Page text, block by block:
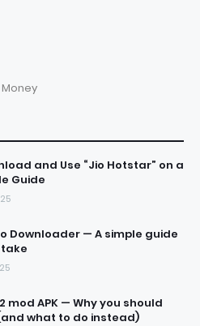
and Use “Jio Hotstar” on a
Guide
Downloader — A simple guide
mod APK — Why you should
what to do instead)